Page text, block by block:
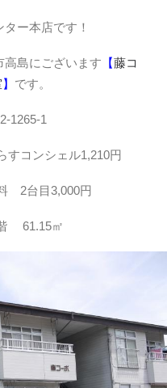
ー本店です！
島にございます 【藤コ
】 です。
1265-1
コンシェル1,210円
台目3,000円
61.15㎡